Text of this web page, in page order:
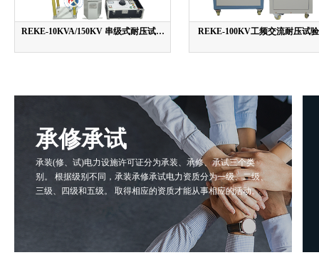
REKE-10KVA/150KV 串级式耐压试验
REKE-100KV工频交流耐压试
承修承试
承装(修、试)电力设施许可证分为承装、承修、承试三个类
别。 根据级别不同，承装承修承试电力资质分为一级、二级、
三级、四级和五级。 取得相应的资质才能从事相应的活动。